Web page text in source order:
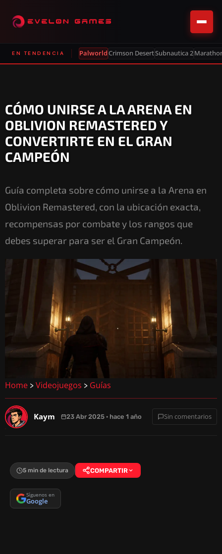
EN TENDENCIA PalworldCrimson DesertSubnautica 2
CÓMO UNIRSE A LA ARENA EN
OBLIVION REMASTERED Y
CONVERTIRTE EN EL GRAN
CAMPEÓN
Guía completa sobre cómo unirse a la Arena en
Oblivion Remastered, con la ubicación exacta,
recompensas por combate y los rangos que
debes superar para ser el Gran Campeón.
Home > Videojuegos > Guías
Kaym 23 Abr 2025 · hace 1 año Sin comentarios
5 min de lectura COMPARTIR
Síguenos en
Google